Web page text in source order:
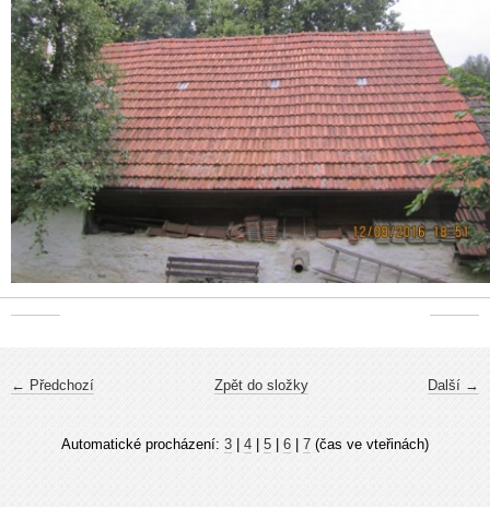
← Předchozí Další →
Zpět do složky
Automatické procházení: 3 4 5 6 7 (čas ve vteřinách)